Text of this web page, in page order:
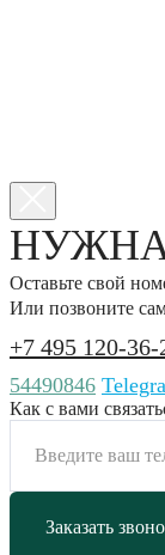
Оставьте свой
Или позвоните
+7 495 120-36-
54490846
Как с вами
Заказать